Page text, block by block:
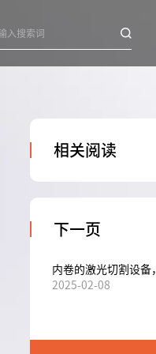
相关阅读
下一页
内卷的激光切割设
2025-02-08